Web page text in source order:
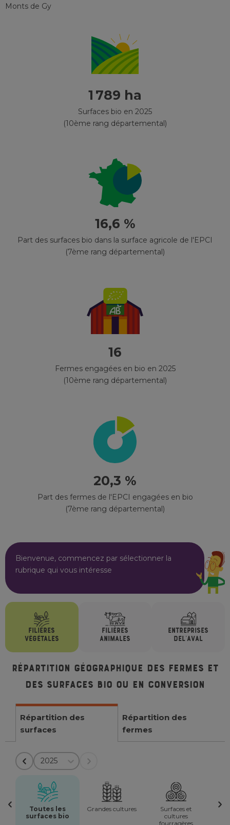
Monts de Gy
1 789 ha
Surfaces bio en 2025
(10ème rang départemental)
16,6 %
Part des surfaces bio dans la surface agricole de l'EPCI
(7ème rang départemental)
16
Fermes engagées en bio en 2025
(10ème rang départemental)
20,3 %
Part des fermes de l'EPCI engagées en bio
(7ème rang départemental)
Bienvenue, commencez par sélectionner la
rubrique qui vous intéresse
FILIÈRES
VÉGÉTALES
FILIÈRES
ANIMALES
ENTREPRISES
DEL'AVAL
Répartition géographique des fermes et
des surfaces bio ou en conversion
Répartition des
surfaces
Répartition des
fermes
2025
Toutes les
surfaces bio
Grandes cultures
Surfaces et
cultures
fourragères